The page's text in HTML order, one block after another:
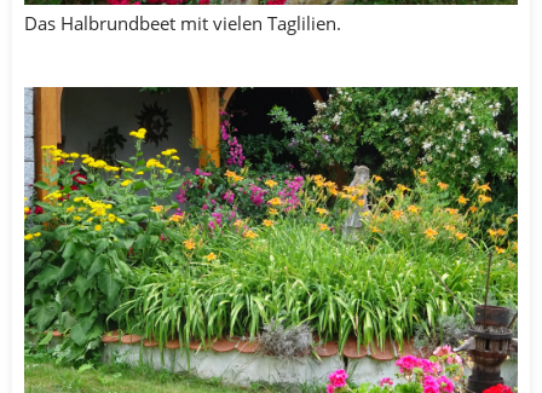
Das Halbrundbeet mit vielen Taglilien.